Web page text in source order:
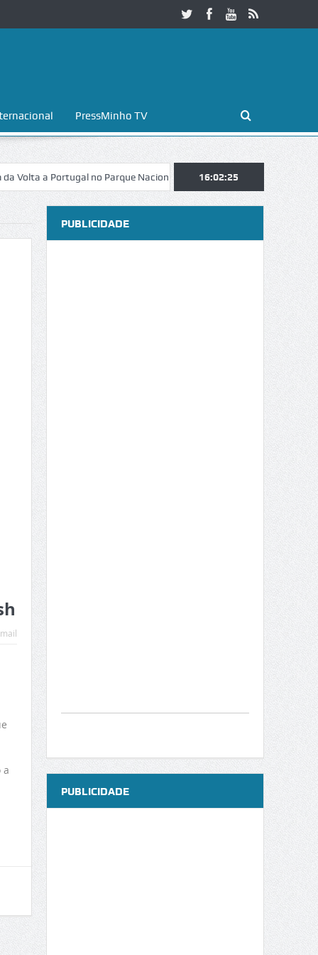
PressMinho TV
no Parque Nacional da Peneda-Gerês Esposende.
16:02:26
a
PUBLICIDADE
PUBLICIDADE